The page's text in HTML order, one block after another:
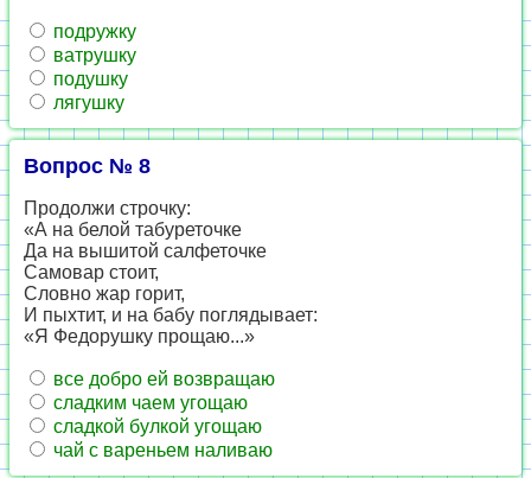
подружку
ватрушку
подушку
лягушку
Вопрос № 8
Продолжи строчку:
«А на белой табуреточке
Да на вышитой салфеточке
Самовар стоит,
Словно жар горит,
И пыхтит, и на бабу поглядывает:
«Я Федорушку прощаю...»
все добро ей возвращаю
сладким чаем угощаю
сладкой булкой угощаю
чай с вареньем наливаю